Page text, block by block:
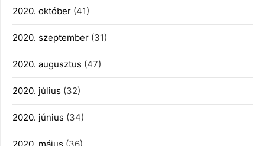
2020. október (41)
2020. szeptember (31)
2020. augusztus (47)
2020. július (32)
2020. június (34)